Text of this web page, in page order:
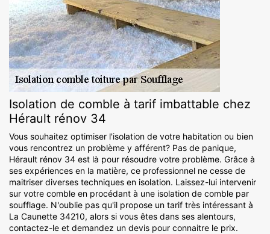
Isolation de comble à tarif imbattable chez
Hérault rénov 34
Vous souhaitez optimiser l'isolation de votre habitation ou bien
vous rencontrez un problème y afférent? Pas de panique,
Hérault rénov 34 est là pour résoudre votre problème. Grâce à
ses expériences en la matière, ce professionnel ne cesse de
maitriser diverses techniques en isolation. Laissez-lui intervenir
sur votre comble en procédant à une isolation de comble par
soufflage. N'oublie pas qu'il propose un tarif très intéressant à
La Caunette 34210, alors si vous êtes dans ses alentours,
contactez-le et demandez un devis pour connaitre le prix.